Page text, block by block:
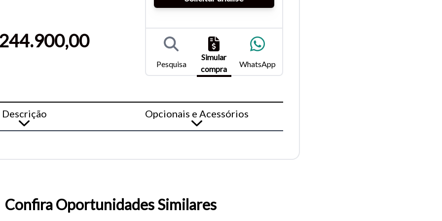
Fechar
Pesquisa
Simular
compra
WhatsApp
Descrição Opcionais e Acessórios
Confira Oportunidades Similares